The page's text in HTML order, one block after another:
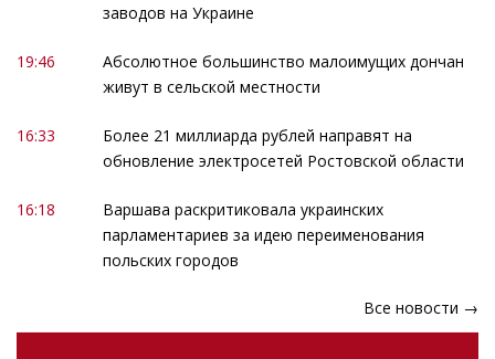
заводов на Украине
19:46
Абсолютное большинство малоимущих дончан
живут в сельской местности
16:33
Более 21 миллиарда рублей направят на
обновление электросетей Ростовской области
16:18
Варшава раскритиковала украинских
парламентариев за идею переименования
польских городов
Все новости →